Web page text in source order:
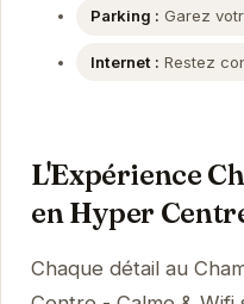
Parking : Garez
Internet : Restez
L'Expérience
en Hyper
Chaque détail au